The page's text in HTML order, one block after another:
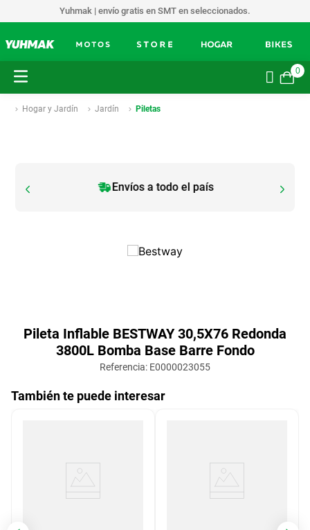
Yuhmak | envío gratis en SMT en seleccionados.
0
Hogar y Jardín Jardín Piletas
Envíos a todo el país
Pileta Inflable BESTWAY 30,5X76 Redonda
3800L Bomba Base Barre Fondo
Referencia: E0000023055
También te puede interesar